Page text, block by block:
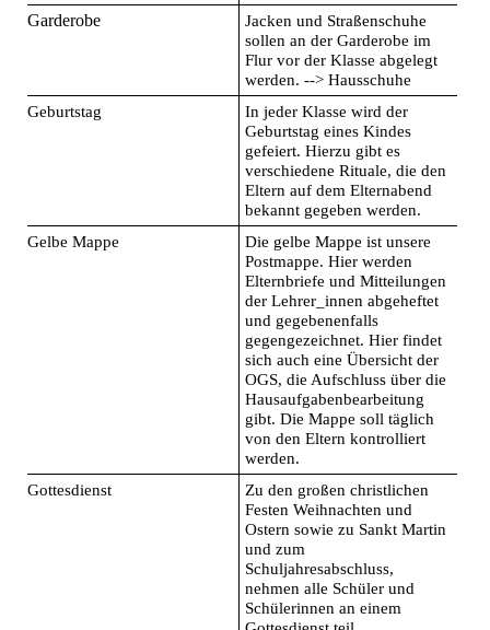
Garderobe
Jacken und Straßenschuhe
sollen an der Garderobe im
Flur vor der Klasse abgelegt
werden. --> Hausschuhe
Geburtstag
In jeder Klasse wird der
Geburtstag eines Kindes
gefeiert. Hierzu gibt es
verschiedene Rituale, die den
Eltern auf dem Elternabend
bekannt gegeben werden.
Gelbe Mappe
Die gelbe Mappe ist unsere
Postmappe. Hier werden
Elternbriefe und Mitteilungen
der Lehrer_innen abgeheftet
und gegebenenfalls
gegengezeichnet. Hier findet
sich auch eine Übersicht der
OGS, die Aufschluss über die
Hausaufgabenbearbeitung
gibt. Die Mappe soll täglich
von den Eltern kontrolliert
werden.
Gottesdienst
Zu den großen christlichen
Festen Weihnachten und
Ostern sowie zu Sankt Martin
und zum
Schuljahresabschluss,
nehmen alle Schüler und
Schülerinnen an einem